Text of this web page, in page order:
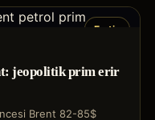
Emtia
jeopolitik prim erir
Brent 82-85$